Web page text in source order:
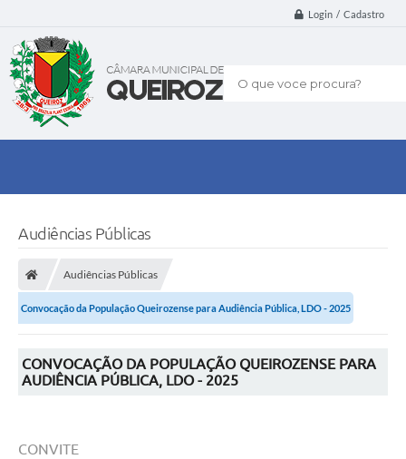
Login / Cadastro
O que voce procura?
Audiências Públicas
Audiências Públicas
Convocação da População Queirozense para Audiência Pública, LDO - 2025
CONVOCAÇÃO DA POPULAÇÃO QUEIROZENSE PARA
AUDIÊNCIA PÚBLICA, LDO - 2025
CONVITE